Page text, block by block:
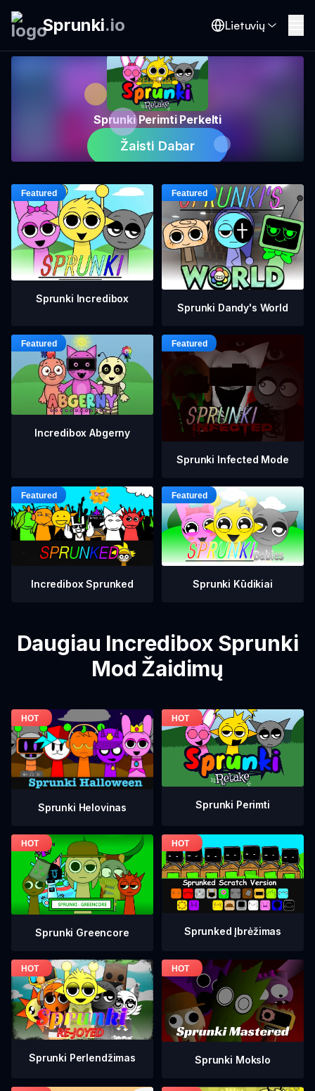
Sprunki.io Lietuvių
Sprunki Perimti Perkelti
Žaisti Dabar
Sprunki Incredibox
Sprunki Dandy's World
Incredibox Abgerny
Sprunki Infected Mode
Incredibox Sprunked Sprunki Kūdikiai
Daugiau Incredibox Sprunki
Mod Žaidimų
Sprunki Helovinas Sprunki Perimti
Sprunki Greencore Sprunked Įbrėžimas
Sprunki Perlendžimas Sprunki Mokslo